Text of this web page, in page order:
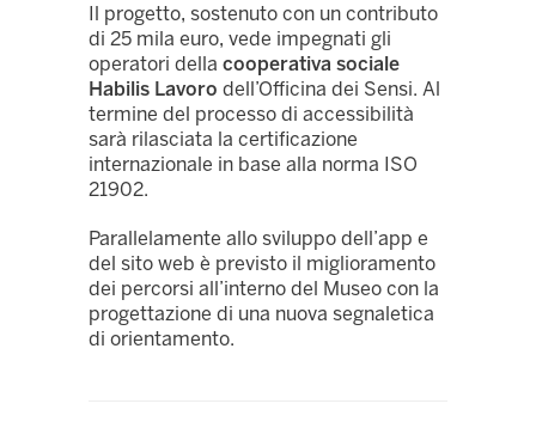
Il progetto, sostenuto con un contributo
di 25 mila euro, vede impegnati gli
operatori della cooperativa sociale
Habilis Lavoro dell’Officina dei Sensi. Al
termine del processo di accessibilità
sarà rilasciata la certificazione
internazionale in base alla norma ISO
21902.
Parallelamente allo sviluppo dell’app e
del sito web è previsto il miglioramento
dei percorsi all’interno del Museo con la
progettazione di una nuova segnaletica
di orientamento.